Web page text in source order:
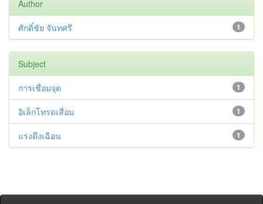
Author
1
ศักดิ์ชัย จันทศรี
Subject
1
การเชื่อมจุด
1
อิเล็กโทรดเสื่อม
1
แรงดึงเฉือน